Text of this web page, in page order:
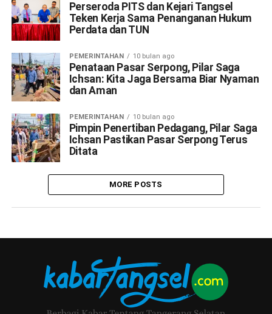
Perseroda PITS dan Kejari Tangsel
Teken Kerja Sama Penanganan Hukum
Perdata dan TUN
PEMERINTAHAN 10 bulan ago
Penataan Pasar Serpong, Pilar Saga
Ichsan: Kita Jaga Bersama Biar Nyaman
dan Aman
PEMERINTAHAN 10 bulan ago
Pimpin Penertiban Pedagang, Pilar Saga
Ichsan Pastikan Pasar Serpong Terus
Ditata
MORE POSTS